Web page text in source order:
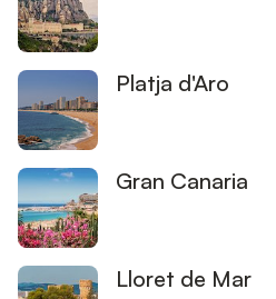
Platja d'Aro
Gran Canaria
Lloret de Mar